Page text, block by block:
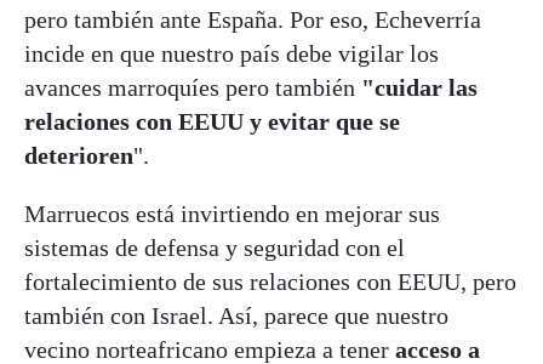
pero también ante España. Por eso, Echeverría
incide en que nuestro país debe vigilar los
avances marroquíes pero también "cuidar las
relaciones con EEUU y evitar que se
deterioren".
Marruecos está invirtiendo en mejorar sus
sistemas de defensa y seguridad con el
fortalecimiento de sus relaciones con EEUU, pero
también con Israel. Así, parece que nuestro
vecino norteafricano empieza a tener acceso a